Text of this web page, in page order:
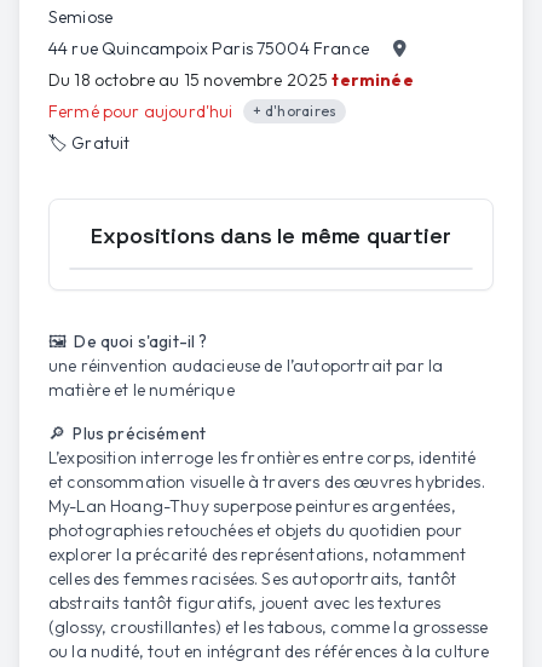
Semiose
44 rue Quincampoix Paris 75004 France
Du 18 octobre au 15 novembre 2025terminée
Fermé pour aujourd'hui
+ d'horaires
🏷️ Gratuit
Expositions dans le même quartier
🖼️ De quoi s'agit-il ?
une réinvention audacieuse de l’autoportrait par la
matière et le numérique
🔎 Plus précisément
L’exposition interroge les frontières entre corps, identité
et consommation visuelle à travers des œuvres hybrides.
My-Lan Hoang-Thuy superpose peintures argentées,
photographies retouchées et objets du quotidien pour
explorer la précarité des représentations, notamment
celles des femmes racisées. Ses autoportraits, tantôt
abstraits tantôt figuratifs, jouent avec les textures
(glossy, croustillantes) et les tabous, comme la grossesse
ou la nudité, tout en intégrant des références à la culture